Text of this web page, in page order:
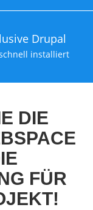
Drupal
installiert
DIE
FÜR